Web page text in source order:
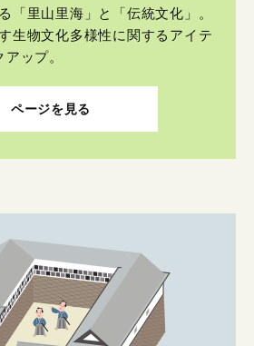
「里山里海」と「伝統文化」。
生物文化多様性に関するアイテ
ップ。
ページを見る